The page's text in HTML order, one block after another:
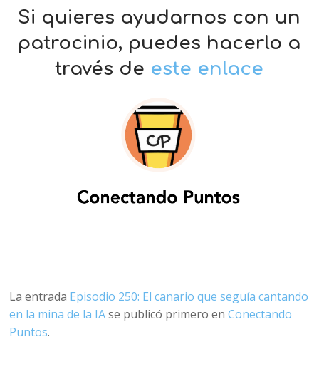
Si quieres ayudarnos con un
patrocinio, puedes hacerlo a
través de este enlace
La entrada Episodio 250: El canario que seguía cantando
en la mina de la IAse publicó primero enConectando
Puntos.